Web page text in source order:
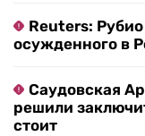
Reuters:
осужденного в
Саудовская
решили
стоит